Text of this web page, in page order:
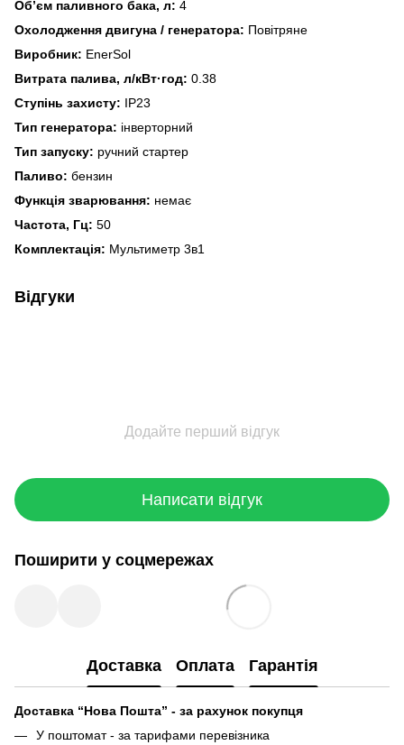
Об’єм паливного бака, л: 4
Охолодження двигуна / генератора: Повітряне
Виробник: EnerSol
Витрата палива, л/кВт·год: 0.38
Ступінь захисту: IP23
Тип генератора: інверторний
Тип запуску: ручний стартер
Паливо: бензин
Функція зварювання: немає
Частота, Гц: 50
Комплектація: Мультиметр 3в1
Відгуки
Додайте перший відгук
Написати відгук
Поширити у соцмережах
Доставка Оплата Гарантія
Доставка “Нова Пошта” - за рахунок покупця
У поштомат - за тарифами перевізника